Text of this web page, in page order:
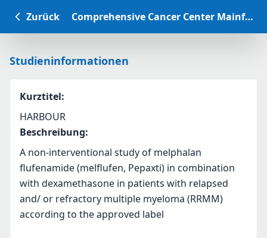
Zurück Comprehensive Cancer Center Mainfranken Studiendatenbank
Studieninformationen
Kurztitel:
HARBOUR
Beschreibung:
A non-interventional study of melphalan
flufenamide (melflufen, Pepaxti) in combination
with dexamethasone in patients with relapsed
and/ or refractory multiple myeloma (RRMM)
according to the approved label